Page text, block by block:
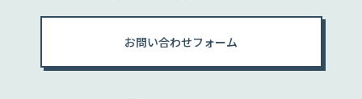
お問い合わせフォーム